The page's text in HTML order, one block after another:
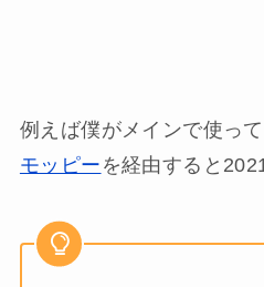
例えば僕がメインで使っ
モッピー を経由すると